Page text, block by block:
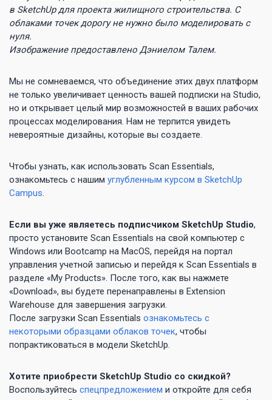
в SketchUp для проекта жилищного строительства. С
облаками точек дорогу не нужно было моделировать с
нуля.
Изображение предоставлено Дэниелом Талем.
Мы не сомневаемся, что объединение этих двух платформ
не только увеличивает ценность вашей подписки на Studio,
но и открывает целый мир возможностей в ваших рабочих
процессах моделирования. Нам не терпится увидеть
невероятные дизайны, которые вы создаете.
Чтобы узнать, как использовать Scan Essentials,
ознакомьтесь с нашим углубленным курсом в SketchUp
Campus.
Если вы уже являетесь подписчиком SketchUp Studio,
просто установите Scan Essentials на свой компьютер с
Windows или Bootcamp на MacOS, перейдя на портал
управления учетной записью и перейдя к Scan Essentials в
разделе «My Products». После того, как вы нажмете
«Download», вы будете перенаправлены в Extension
Warehouse для завершения загрузки.
После загрузки Scan Essentials ознакомьтесь с
некоторыми образцами облаков точек, чтобы
попрактиковаться в модели SketchUp.
Хотите приобрести SketchUp Studio со скидкой?
Воспользуйтесь спецпредложением и откройте для себя